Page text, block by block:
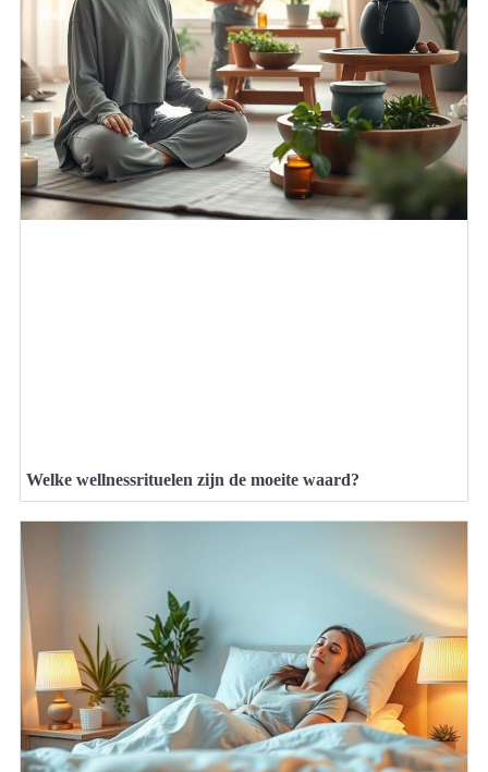
Welke wellnessrituelen zijn de moeite waard?